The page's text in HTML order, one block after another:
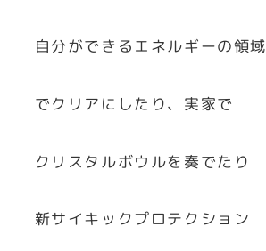
自分ができるエネルギーの領域
でクリアにしたり、実家で
クリスタルボウルを奏でたり
新サイキックプロテクション